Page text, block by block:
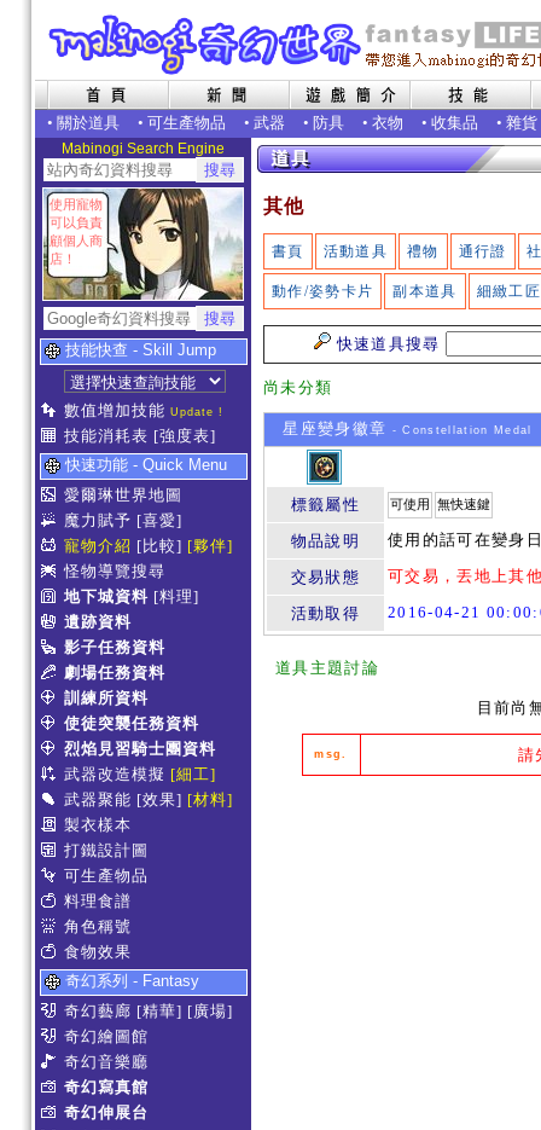
• 關於道具 • 可生產物品 • 武器 • 防具 • 衣物 • 收集品 • 雜貨
Mabinogi Search Engine
使用寵物
可以負責
顧個人商
店！
技能快查 - Skill Jump
數值增加技能 Update !
技能消耗表 [強度表]
快速功能 - Quick Menu
愛爾琳世界地圖
魔力賦予 [喜愛]
寵物介紹 [比較] [夥伴]
怪物導覽搜尋
地下城資料 [料理]
遺跡資料
影子任務資料
劇場任務資料
訓練所資料
使徒突襲任務資料
烈焰見習騎士團資料
武器改造模擬 [細工]
武器聚能 [效果] [材料]
製衣樣本
打鐵設計圖
可生產物品
料理食譜
角色稱號
食物效果
奇幻系列 - Fantasy
奇幻藝廊 [精華] [廣場]
奇幻繪圖館
奇幻音樂廳
奇幻寫真館
奇幻伸展台
其他
書頁 活動道具 禮物 通行證
動作/姿勢卡片 副本道具 細緻工
快速道具搜尋
尚未分類
星座變身徽章 - Constellation Medal
標籤屬性 可使用 無快速鍵
物品說明 使用的話可在變身
交易狀態 可交易，丟地上其
活動取得 2016-04-21
道具主題討論
目前尚
msg. 請